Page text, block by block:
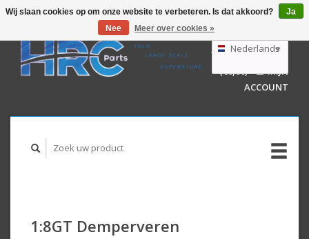
GBP
AUD
Nederlands
Deutsch
English
WINKELWAGEN
(€0,00)
MIJN
ACCOUNT
1:8GT Demperveren
Wij slaan cookies op om onze website te verbeteren. Is dat akkoord?
Ja
Nee
Meer over cookies »